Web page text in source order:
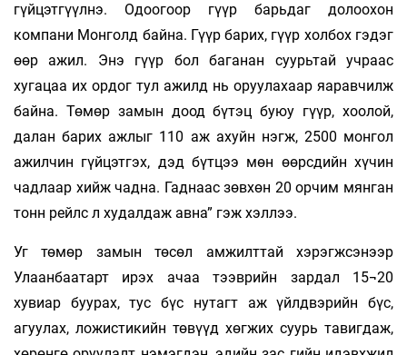
гүйцэтгүүлнэ. Одоогоор гүүр барьдаг долоохон
компани Монголд байна. Гүүр барих, гүүр холбох гэдэг
өөр ажил. Энэ гүүр бол баганан суурьтай учраас
хугацаа их ордог тул ажилд нь оруулахаар яаравчилж
байна. Төмөр замын доод бүтэц буюу гүүр, хоолой,
далан барих ажлыг 110 аж ахуйн нэгж, 2500 монгол
ажилчин гүйцэтгэх, дэд бүтцээ мөн өөрсдийн хүчин
чадлаар хийж чадна. Гаднаас зөвхөн 20 орчим мянган
тонн рейлс л худалдаж авна” гэж хэллээ.
Уг төмөр замын төсөл амжилттай хэрэгжсэнээр
Улаанбаатарт ирэх ачаа тээврийн зардал 15¬20
хувиар буурах, тус бүс нутагт аж үйлдвэрийн бүс,
агуулах, ложистикийн төвүүд хөгжих суурь тавигдаж,